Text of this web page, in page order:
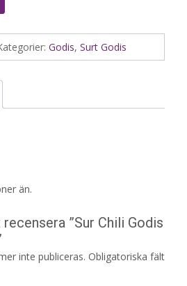
Godis, Surt Godis
än.
”Sur Chili Godis
inte publiceras. Obligatoriska fält